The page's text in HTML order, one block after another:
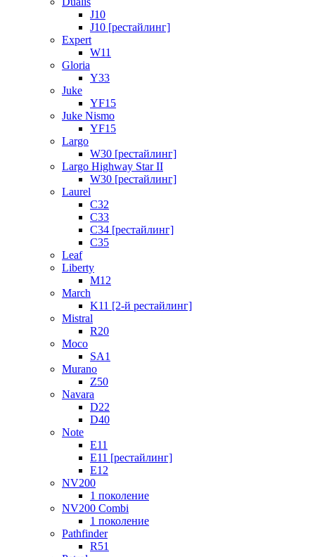
J10
J10 [рестайлинг]
Expert
W11
Gloria
Y33
Juke
YF15
Juke Nismo
YF15
Largo
W30 [рестайлинг]
Largo Highway Star II
W30 [рестайлинг]
Laurel
C32
C33
C34 [рестайлинг]
C35
Leaf
Liberty
M12
March
K11 [2-й рестайлинг]
Mistral
R20
Moco
SA1
Murano
Z50
Navara
D22
D40
Note
E11
E11 [рестайлинг]
E12
NV200
1 поколение
NV200 Combi
1 поколение
Pathfinder
R51